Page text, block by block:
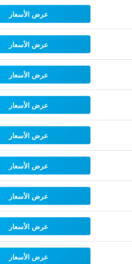
عرض الأسعار
عرض الأسعار
عرض الأسعار
عرض الأسعار
عرض الأسعار
عرض الأسعار
عرض الأسعار
عرض الأسعار
عرض الأسعار